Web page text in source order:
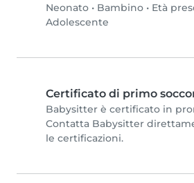
Neonato • Bambino • Età
Adolescente
Certificato di primo
Babysitter è certificato in
Contatta Babysitter
le certificazioni.